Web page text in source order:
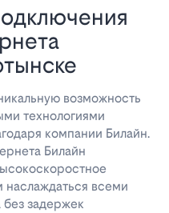
возможность
технологиями
компании Билайн.
Билайн
наслаждаться всеми
задержек